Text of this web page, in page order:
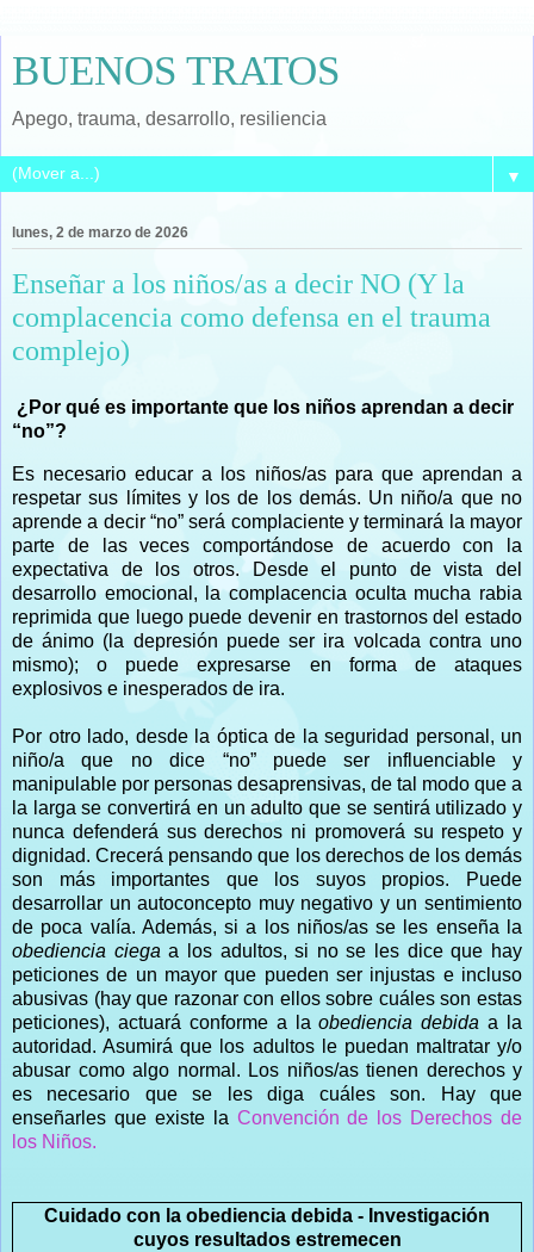
BUENOS TRATOS
Apego, trauma, desarrollo, resiliencia
▼
lunes, 2 de marzo de 2026
Enseñar a los niños/as a decir NO (Y la
complacencia como defensa en el trauma
complejo)
¿Por qué es importante que los niños aprendan a decir
“no”?
Es necesario educar a los niños/as para que aprendan a
respetar sus límites y los de los demás. Un niño/a que no
aprende a decir “no” será complaciente y terminará la mayor
parte de las veces comportándose de acuerdo con la
expectativa de los otros. Desde el punto de vista del
desarrollo emocional, la complacencia oculta mucha rabia
reprimida que luego puede devenir en trastornos del estado
de ánimo (la depresión puede ser ira volcada contra uno
mismo); o puede expresarse en forma de ataques
explosivos e inesperados de ira.
Por otro lado, desde la óptica de la seguridad personal, un
niño/a que no dice “no” puede ser influenciable y
manipulable por personas desaprensivas, de tal modo que a
la larga se convertirá en un adulto que se sentirá utilizado y
nunca defenderá sus derechos ni promoverá su respeto y
dignidad. Crecerá pensando que los derechos de los demás
son más importantes que los suyos propios. Puede
desarrollar un autoconcepto muy negativo y un sentimiento
de poca valía. Además, si a los niños/as se les enseña la
obediencia ciegaa los adultos, si no se les dice que hay
peticiones de un mayor que pueden ser injustas e incluso
abusivas (hay que razonar con ellos sobre cuáles son estas
peticiones), actuará conforme a laobediencia debida a la
autoridad. Asumirá que los adultos le puedan maltratar y/o
abusar como algo normal. Los niños/as tienen derechos y
es necesario que se les diga cuáles son. Hay que
enseñarles que existe la Convención de los Derechos de
los Niños.
Cuidado con la obediencia debida - Investigación
cuyos resultados estremecen